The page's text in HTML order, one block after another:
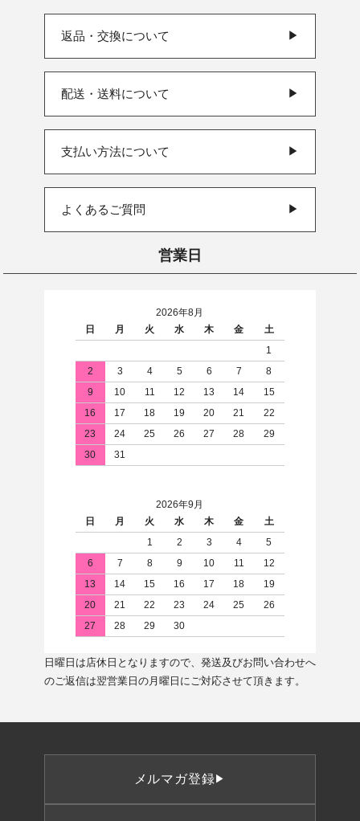
返品・交換について ▶
配送・送料について ▶
支払い方法について ▶
よくあるご質問 ▶
営業日
2026年8月
日
月 火 水 木 金
土
1
2
3 4 5 6 7
8
9
10 11 12 13 14
15
16
17 18 19 20 21
22
23
24 25 26 27 28
29
30
31
2026年9月
日
月 火 水 木 金
土
1
2 3 4
5
6
7 8 9 10 11
12
13
14 15 16 17 18
19
20
21 22 23 24 25
26
27
28 29 30
日曜日は店休日となりますので、発送及びお問い合わせへ
のご返信は翌営業日の月曜日にご対応させて頂きます。
メルマガ登録▶